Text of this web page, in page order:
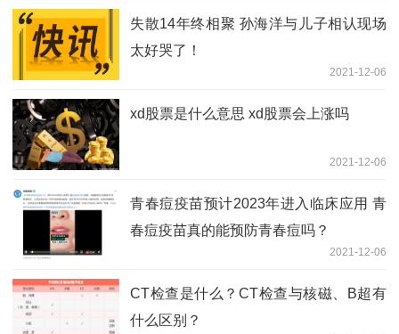
失散14年终相聚 孙海洋与儿子相认现场
太好哭了！
2021-12-06
xd股票是什么意思 xd股票会上涨吗
2021-12-06
青春痘疫苗预计2023年进入临床应用 青
春痘疫苗真的能预防青春痘吗？
2021-12-06
CT检查是什么？CT检查与核磁、B超有
什么区别？